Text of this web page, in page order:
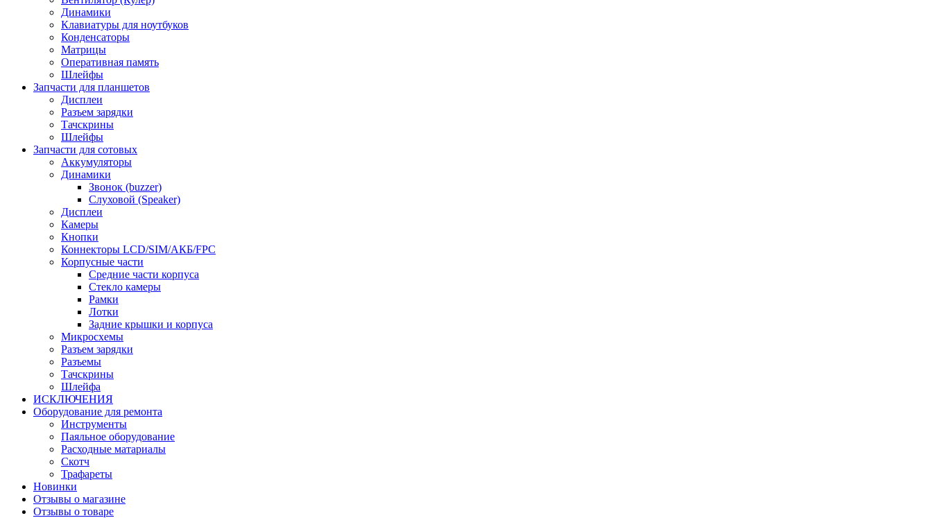
Динамики
Клавиатуры для ноутбуков
Конденсаторы
Матрицы
Оперативная память
Шлейфы
Запчасти для планшетов
Дисплеи
Разъем зарядки
Тачскрины
Шлейфы
Запчасти для сотовых
Аккумуляторы
Динамики
Звонок (buzzer)
Слуховой (Speaker)
Дисплеи
Камеры
Кнопки
Коннекторы LCD/SIM/АКБ/FPC
Корпусные части
Средние части корпуса
Стекло камеры
Рамки
Лотки
Задние крышки и корпуса
Микросхемы
Разъем зарядки
Разъемы
Тачскрины
Шлейфа
ИСКЛЮЧЕНИЯ
Оборудование для ремонта
Инструменты
Паяльное оборудование
Расходные матариалы
Скотч
Трафареты
Новинки
Отзывы о магазине
Отзывы о товаре